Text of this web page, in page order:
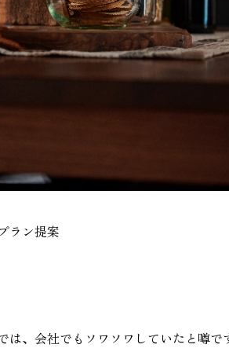
ラン提案
、会社でもソワソワしていたと噂で